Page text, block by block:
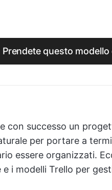
Prendete questo
con successo un
per portare a
essere organizzati.
e i modelli Trello per